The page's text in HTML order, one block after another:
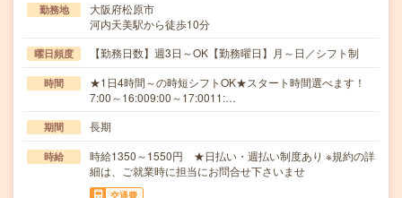
勤務地
大阪府松原市
河内天美駅から徒歩10分
曜日頻度 【勤務日数】週3日～OK【勤務曜日】月～日／シフト制
時間
★1日4時間～の時短シフトOK★スタート時間選べます！
7:00～16:009:00～17:0011:…
期間 長期
時給
時給1350～1550円 ★日払い・週払い制度あり ※規約の詳
細は、ご就業時に担当にお問合せ下さいませ
交通費